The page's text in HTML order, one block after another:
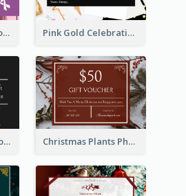
Purple Gradient World Cancer Day Gift Card Pink Gold Celebration Photo New Year Gift Card
Black Christmas Photos 100 Dollar Gift Card Christmas Plants Photo Holiday Gift Card